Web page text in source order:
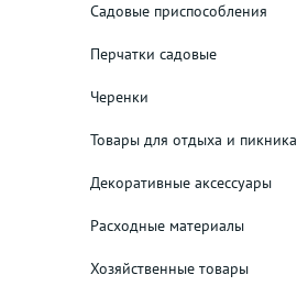
Садовые приспособления
Перчатки садовые
Черенки
Товары для отдыха и пикника
Декоративные аксессуары
Расходные материалы
Хозяйственные товары